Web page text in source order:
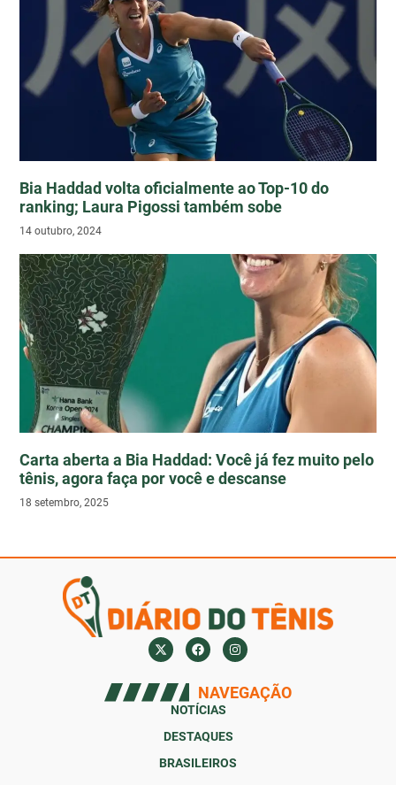
Bia Haddad volta oficialmente ao Top-10 do
ranking; Laura Pigossi também sobe
14 outubro, 2024
Carta aberta a Bia Haddad: Você já fez muito pelo
tênis, agora faça por você e descanse
18 setembro, 2025
NAVEGAÇÃO
NOTÍCIAS
DESTAQUES
BRASILEIROS